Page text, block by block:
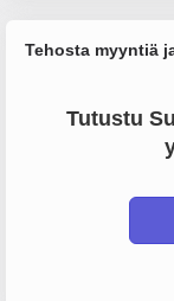
Tehosta myyntiä
Tutustu